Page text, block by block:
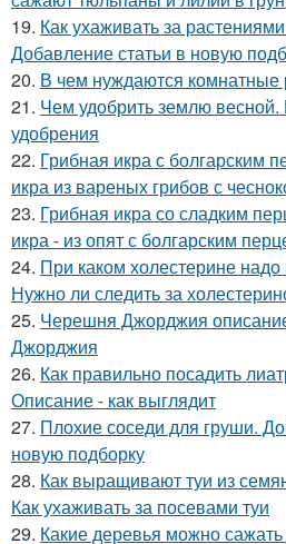
19. Как ухаживать за
Добавление статьи в новую
20. В чем нуждаются комнатные
21. Чем удобрить землю весной.
удобрения
22. Грибная икра с болгарским
икра из вареных грибов с
23. Грибная икра со сладким
икра - из опят с болгарским
24. При каком холестерине надо
Нужно ли следить за
25. Черешня Джорджия
Джорджия
26. Как правильно посадить
Описание - как выглядит
27. Плохие соседи для груши.
новую подборку
28. Как выращивают туи из
Как ухаживать за посевами туи
29. Какие деревья можно